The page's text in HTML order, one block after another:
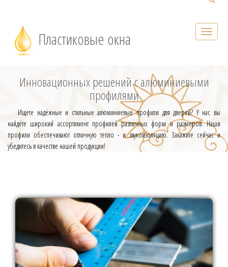
Пластиковые окна
Инновационных решений с алюминиевыми
профилями
Ищете надёжные и стильные алюминиевые профили для дверей? У нас вы
найдёте широкий ассортимент профилей различных форм и размеров. Наши
профили обеспечивают отличную тепло - и звукоизоляцию. Закажите сейчас и
убедитесь в качестве нашей продукции!